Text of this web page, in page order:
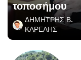
τοποσήμου
ΔΗΜΗΤΡΗΣ Β.
ΚΑΡΕΛΗΣ